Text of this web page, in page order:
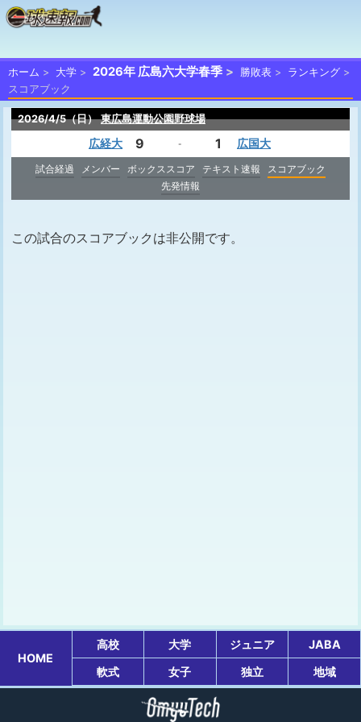
ホーム 大学 2026年 広島六大学春季 勝敗表
ランキング
スコアブック
2026/4/5（日） 東広島運動公園野球場
広経大 9 - 1 広国大
試合経過 メンバー ボックススコア テキスト速報
スコアブック
先発情報
この試合のスコアブックは非公開です。
HOME
高校 大学 ジュニア
JABA
軟式
女子 独立 地域